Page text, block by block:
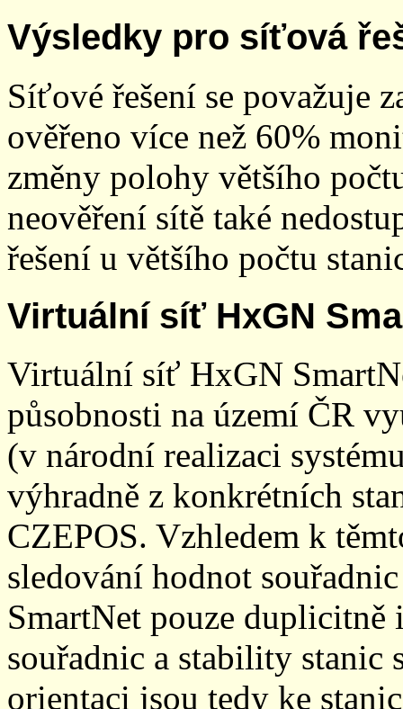
Výsledky pro síťová
Síťové řešení se považuje
ověřeno více než 60%
změny polohy většího
neověření sítě také
řešení u většího počtu
Virtuální síť HxGN
Virtuální síť HxGN
působnosti na území ČR
(v národní realizaci
výhradně z konkrétních
CZEPOS. Vzhledem k
sledování hodnot
SmartNet pouze
souřadnic a stability stanic
orientaci jsou tedy ke